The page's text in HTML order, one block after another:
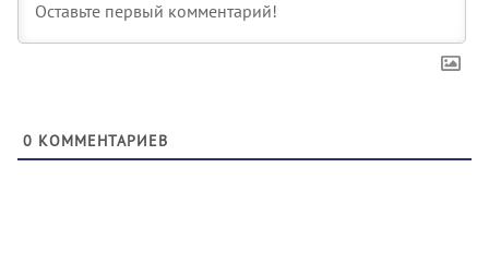
0 КОММЕНТАРИЕВ